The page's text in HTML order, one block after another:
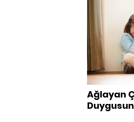
çoğu
kaybetme
Davranışın
hazır
önce ne
Ağlayan